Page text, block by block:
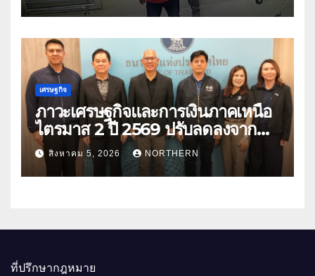
เศรษฐกิจ
ภาวะเศรษฐกิจและการเงินภาคเหนือ
ไตรมาส 2 ปี 2569 ปรับลดลงจาก
ราคาพลังงาน ค่าครองชีพ
สิงหาคม 5, 2026 NORTHERN
ที่ปรึกษากฎหมาย